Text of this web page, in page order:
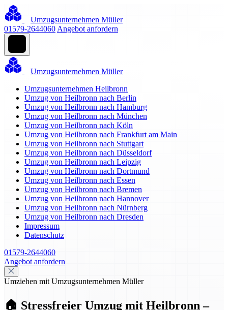
Umzugsunternehmen Müller
01579-2644060 Angebot anfordern
Umzugsunternehmen Müller
Umzugsunternehmen Heilbronn
Umzug von Heilbronn nach Berlin
Umzug von Heilbronn nach Hamburg
Umzug von Heilbronn nach München
Umzug von Heilbronn nach Köln
Umzug von Heilbronn nach Frankfurt am Main
Umzug von Heilbronn nach Stuttgart
Umzug von Heilbronn nach Düsseldorf
Umzug von Heilbronn nach Leipzig
Umzug von Heilbronn nach Dortmund
Umzug von Heilbronn nach Essen
Umzug von Heilbronn nach Bremen
Umzug von Heilbronn nach Hannover
Umzug von Heilbronn nach Nürnberg
Umzug von Heilbronn nach Dresden
Impressum
Datenschutz
01579-2644060
Angebot anfordern
Umziehen mit Umzugsunternehmen Müller
🏠 Stressfreier Umzug mit Heilbronn –